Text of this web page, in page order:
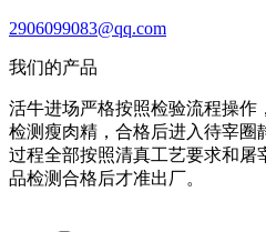
2906099083@qq.com
我们的产品
活牛进场严格按照检验流程操作
检测瘦肉精，合格后进入待宰圈
过程全部按照清真工艺要求和屠
品检测合格后才准出厂。